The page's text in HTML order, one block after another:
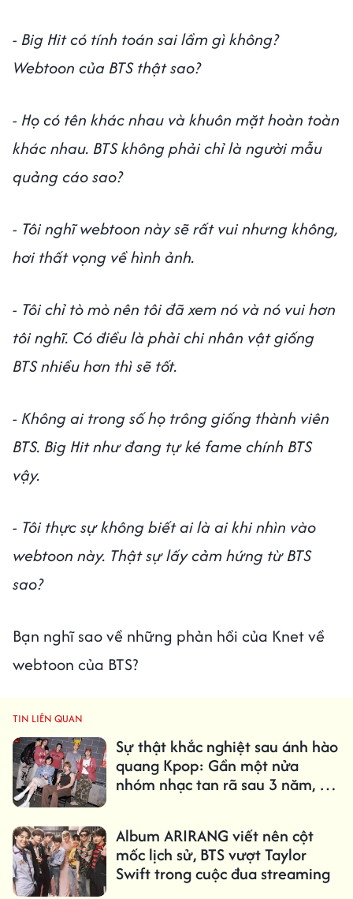
- Big Hit có tính toán sai lầm gì không?
Webtoon của BTS thật sao?
- Họ có tên khác nhau và khuôn mặt hoàn toàn
khác nhau. BTS không phải chỉ là người mẫu
quảng cáo sao?
- Tôi nghĩ webtoon này sẽ rất vui nhưng không,
hơi thất vọng về hình ảnh.
- Tôi chỉ tò mò nên tôi đã xem nó và nó vui hơn
tôi nghĩ. Có điều là phải chi nhân vật giống
BTS nhiều hơn thì sẽ tốt.
- Không ai trong số họ trông giống thành viên
BTS. Big Hit như đang tự ké fame chính BTS
vậy.
- Tôi thực sự không biết ai là ai khi nhìn vào
webtoon này. Thật sự lấy cảm hứng từ BTS
sao?
Bạn nghĩ sao về những phản hồi của Knet về
webtoon của BTS?
TIN LIÊN QUAN
Sự thật khắc nghiệt sau ánh hào
quang Kpop: Gần một nửa
nhóm nhạc tan rã sau 3 năm, chỉ
Album ARIRANG viết nên cột
mốc lịch sử, BTS vượt Taylor
Swift trong cuộc đua streaming